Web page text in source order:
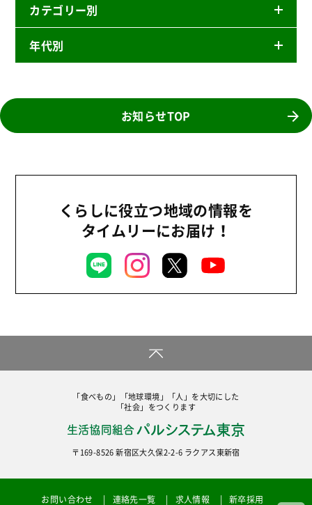
カテゴリー別
ニュースリリース
商品
地域コミュニティ
平和と国際連帯
お米の出前授業
いなぎめぐみの里山
広報
復興支援
年代別
2024年
2021年
2012年
2011年
お知らせTOP
くらしに役立つ地域の情報を
タイムリーにお届け！
「食べもの」「地球環境」「人」を大切にした
「社会」をつくります
〒169-8526 新宿区大久保2-2-6 ラクアス東新宿
お問い合わせ 連絡先一覧 求人情報 新卒採用